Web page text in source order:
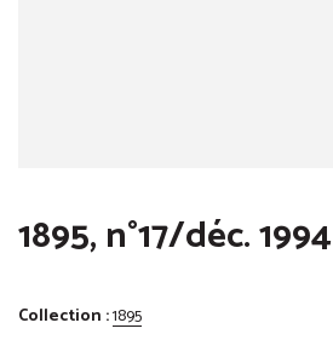
1895, n°17/déc. 1994
Collection :1895